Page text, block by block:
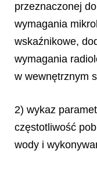
przeznaczonej
wymagania
wskaźnikowe,
wymagania
w wewnętrznym
2) wykaz
częstotliwość
wody i